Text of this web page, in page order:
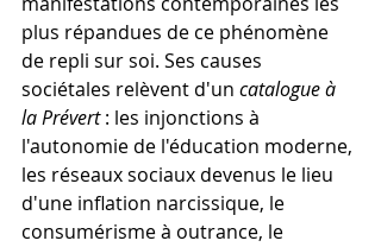
plus répandues de ce phénomène
de repli sur soi. Ses causes
sociétales relèvent d'un catalogue à
la Prévert : les injonctions à
l'autonomie de l'éducation moderne,
les réseaux sociaux devenus le lieu
d'une inflation narcissique, le
consumérisme à outrance, le